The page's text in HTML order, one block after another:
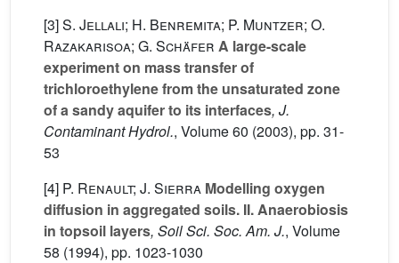
[3]S. Jellali; H. Benremita; P. Muntzer; O.
Razakarisoa; G. Schäfer A large-scale
experiment on mass transfer of
trichloroethylene from the unsaturated zone
of a sandy aquifer to its interfaces, J.
Contaminant Hydrol., Volume 60 (2003), pp. 31-
53
[4] P. Renault; J. Sierra Modelling oxygen
diffusion in aggregated soils. II. Anaerobiosis
in topsoil layers, Soil Sci. Soc. Am. J., Volume
58 (1994), pp. 1023-1030